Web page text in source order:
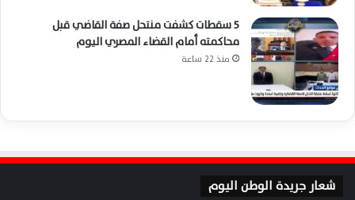
5 سقطات كشفت منتحل صفة القاضي قبل
محاكمته أمام القضاء المصري اليوم
منذ 22 ساعة
شعار جريدة الوطن اليوم